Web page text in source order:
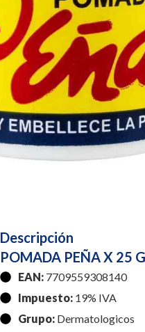
Descripción
POMADA PEÑA X 25
EAN:7709559308140
Impuesto:19% IVA
Grupo:Dermatologicos